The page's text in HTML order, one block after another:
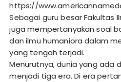
https://
Sebagai guru besar Fakultas
juga mempertanyakan soal
dan ilmu humaniora dalam
yang tengah terjadi.
Menurutnya, dunia yang ada
menjadi tiga era. Di era